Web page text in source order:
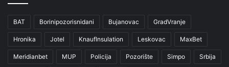
BAT Borinipozorisnidani Bujanovac GradVranje
Hronika Jotel KnaufInsulation Leskovac MaxBet
Meridianbet MUP Policija Pozorište Simpo Srbija